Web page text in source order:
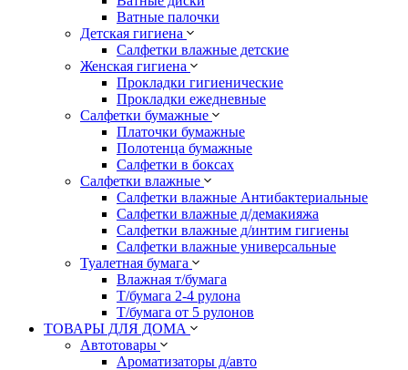
Ватные палочки
Детская гигиена
Салфетки влажные детские
Женская гигиена
Прокладки гигиенические
Прокладки ежедневные
Салфетки бумажные
Платочки бумажные
Полотенца бумажные
Салфетки в боксах
Салфетки влажные
Салфетки влажные Антибактериальные
Салфетки влажные д/демакияжа
Салфетки влажные д/интим гигиены
Салфетки влажные универсальные
Туалетная бумага
Влажная т/бумага
Т/бумага 2-4 рулона
Т/бумага от 5 рулонов
ТОВАРЫ ДЛЯ ДОМА
Автотовары
Ароматизаторы д/авто